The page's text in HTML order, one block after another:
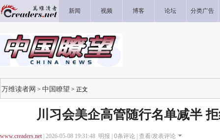
新闻 视频 博客 论坛 分类广告
万维读者网 > 中国瞭望 > 正文
川习会美企高管随行名单减半
www.creaders.net| 2026-05-08 19:31:48 明报 | 0条评论 | 查看/发表评论